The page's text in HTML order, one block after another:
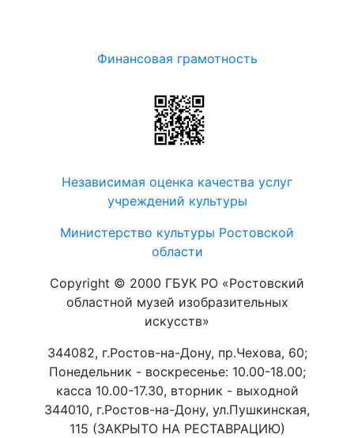
Финансовая грамотность
Независимая оценка качества услуг
учреждений культуры
Министерство культуры Ростовской
области
Copyright © 2000 ГБУК РО «Ростовский
областной музей изобразительных
искусств»
344082, г.Ростов-на-Дону, пр.Чехова, 60;
Понедельник - воскресенье: 10.00-18.00;
касса 10.00-17.30, вторник - выходной
344010, г.Ростов-на-Дону, ул.Пушкинская,
115 (ЗАКРЫТО НА РЕСТАВРАЦИЮ)